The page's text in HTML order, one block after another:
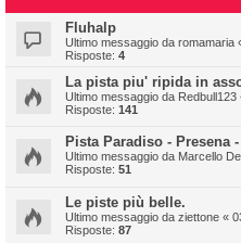
Fluhalp
Ultimo messaggio da romamaria
Risposte: 4
La pista piu' ripida in
Ultimo messaggio da Redbull123
Risposte: 141
Pista Paradiso - Presena
Ultimo messaggio da Marcello
Risposte: 51
Le piste più belle.
Ultimo messaggio da ziettone «
Risposte: 87